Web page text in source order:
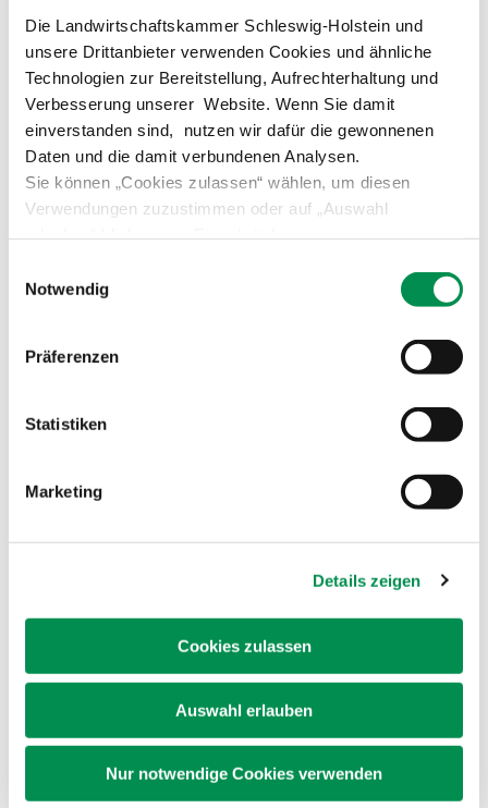
Die Landwirtschaftskammer Schleswig-Holstein und
unsere Drittanbieter verwenden Cookies und ähnliche
Technologien zur Bereitstellung, Aufrechterhaltung und
Verbesserung unserer Website. Wenn Sie damit
einverstanden sind, nutzen wir dafür die gewonnenen
Daten und die damit verbundenen Analysen.
Sie können „Cookies zulassen“ wählen, um diesen
Verwendungen zuzustimmen oder auf „Auswahl
detaillierteren Informationen. Erteilte Einwilligungen
Datenschutzerklärung
Notwendig
Präferenzen
Statistiken
Marketing
Details zeigen
Cookies zulassen
Auswahl erlauben
Nur notwendige Cookies verwenden
Ausbildungsregelung Fachpraktiker/in in der
Pferdewirtschaft
Ausbildungsrahmenplan Fachpraktiker/in in der
Pferdewirtschaft
Informationen zur Ausbildung
Inhaltsverzeichnis betriebliche Unterweisung
Prüfungsordnung Abschlussprüfung
Broschüre Grüne Berufe haben Zukunft
Liste der Ausbildungsberater zum Downloaden
Hinweise zur Eintragung von Urlaub im
Sachbezugswerte für Unterkunft und Verpflegung
Ausbildungsvertrag
Ein fehlerfreies Ausfüllen der Vorlage ist gewährleistet,
wenn das Formular
zunächstheruntergeladen oder gespeichert unddann
bearbeitet wird.